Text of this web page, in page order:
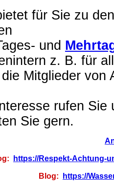
für Sie zu
und
z. B. für
Mitglieder von
rufen
Sie gern.
https://Respekt-Achtung-
Blog: https://